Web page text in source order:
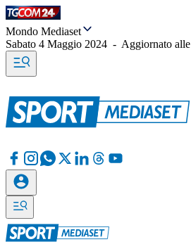
Mondo Mediaset
Sabato 4 Maggio 2024 - Aggiornato alle